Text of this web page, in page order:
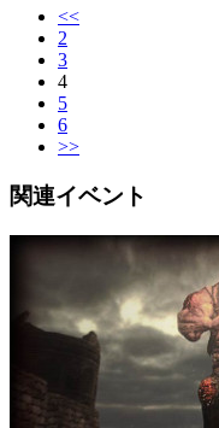
<<
2
3
4
5
6
>>
関連イベント